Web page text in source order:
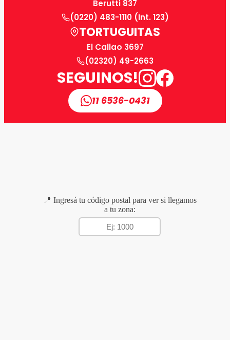
Berutti 837
(0220) 483-1110 (Int. 123)
TORTUGUITAS
El Callao 3697
(02320) 49-2663
SEGUINOS!
11 6536-0431
📍 Ingresá tu código postal para ver si llegamos
a tu zona: